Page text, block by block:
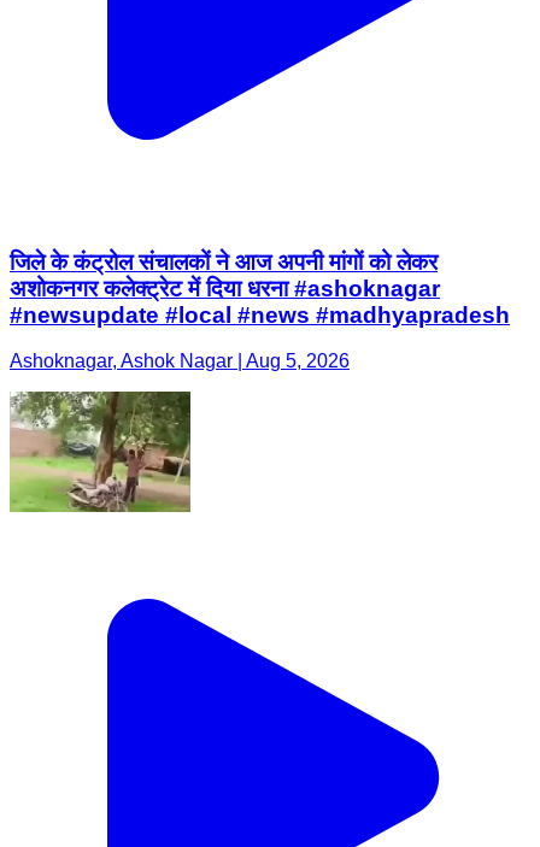
जिले के कंट्रोल संचालकों ने आज अपनी मांगों को लेकर
अशोकनगर कलेक्ट्रेट में दिया धरना #ashoknagar
#newsupdate #local #news #madhyapradesh
Ashoknagar, Ashok Nagar | Aug 5, 2026